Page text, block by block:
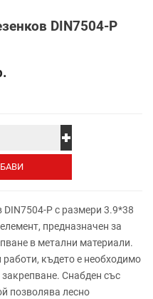
DIN7504-P
P с размери 3.9*38
предназначен за
в метални материали.
където е необходимо
Снабден със
позволява лесно